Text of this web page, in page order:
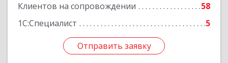
Клиентов на сопровождении
58
1С:Специалист
5
Отправить заявку
Отправить заявку